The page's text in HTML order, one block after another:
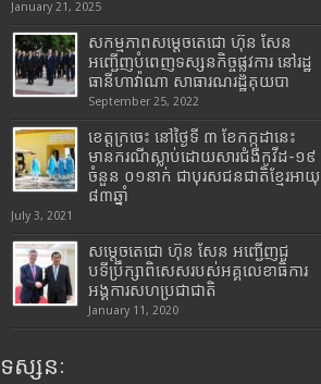
January 21, 2025
សកម្មភាពសម្តេចតេជោ ហ៊ុន សែន
អញ្ជើញបំពេញទស្សនកិច្ចផ្លូវការ នៅរដ្ឋ
ធានីហាវ៉ាណា សាធារណរដ្ឋគុយបា
September 25, 2022
ខេត្តក្រចេះ នៅថ្ងៃទី ៣ ខែកក្កដានេះ
មានករណីស្លាប់ដោយសារជំងឺកូវីដ-១៩
ចំនួន ០១នាក់ ជាបុរសជនជាតិខ្មែរអាយុ
៨៣ឆ្នាំ
July 3, 2021
សម្តេចតេជោ ហ៊ុន សែន អញ្ជើញជួ
បទីប្រឹក្សាពិសេសរបស់អគ្គលេខាធិការ
អង្គការសហប្រជាជាតិ
January 11, 2020
ទស្សនៈ